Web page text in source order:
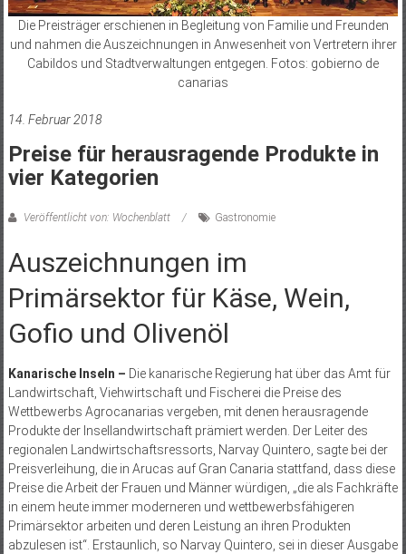
Die Preisträger erschienen in Begleitung von Familie und Freunden
und nahmen die Auszeichnungen in Anwesenheit von Vertretern ihrer
Cabildos und Stadtverwaltungen entgegen. Fotos: gobierno de
canarias
14. Februar 2018
Preise für herausragende Produkte in
vier Kategorien
Veröffentlicht von: Wochenblatt Gastronomie
Auszeichnungen im
Primärsektor für Käse, Wein,
Gofio und Olivenöl
Kanarische Inseln – Die kanarische Regierung hat über das Amt für
Landwirtschaft, Viehwirtschaft und Fischerei die Preise des
Wettbewerbs Agrocanarias vergeben, mit denen herausragende
Produkte der Insellandwirtschaft prämiert werden. Der Leiter des
regionalen Landwirtschaftsressorts, Narvay Quintero, sagte bei der
Preisverleihung, die in Arucas auf Gran Canaria stattfand, dass diese
Preise die Arbeit der Frauen und Männer würdigen, „die als Fachkräfte
in einem heute immer moderneren und wettbewerbsfähigeren
Primärsektor arbeiten und deren Leistung an ihren Produkten
abzulesen ist“. Erstaunlich, so Narvay Quintero, sei in dieser Ausgabe